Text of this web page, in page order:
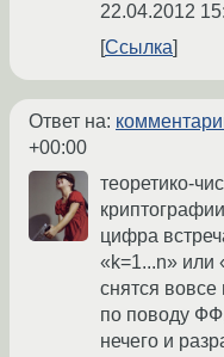
22.04.2012
Ссылка
Ответ на:
+00:00
теоретико-
цифра
«k=1...n» или
снятся
по поводу
нечего и